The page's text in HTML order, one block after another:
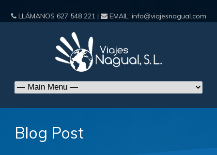
LLÁMANOS 627 548 221| EMAIL: info@viajesnagual.com
Blog Post